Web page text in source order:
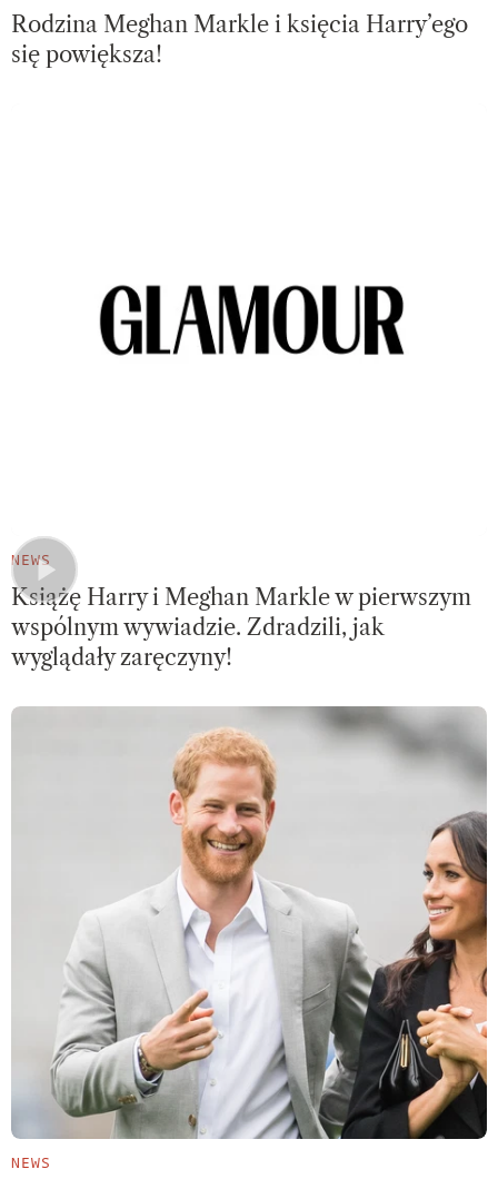
Rodzina Meghan Markle i księcia Harry’ego
się powiększa!
NEWS
Książę Harry i Meghan Markle w pierwszym
wspólnym wywiadzie. Zdradzili, jak
wyglądały zaręczyny!
NEWS